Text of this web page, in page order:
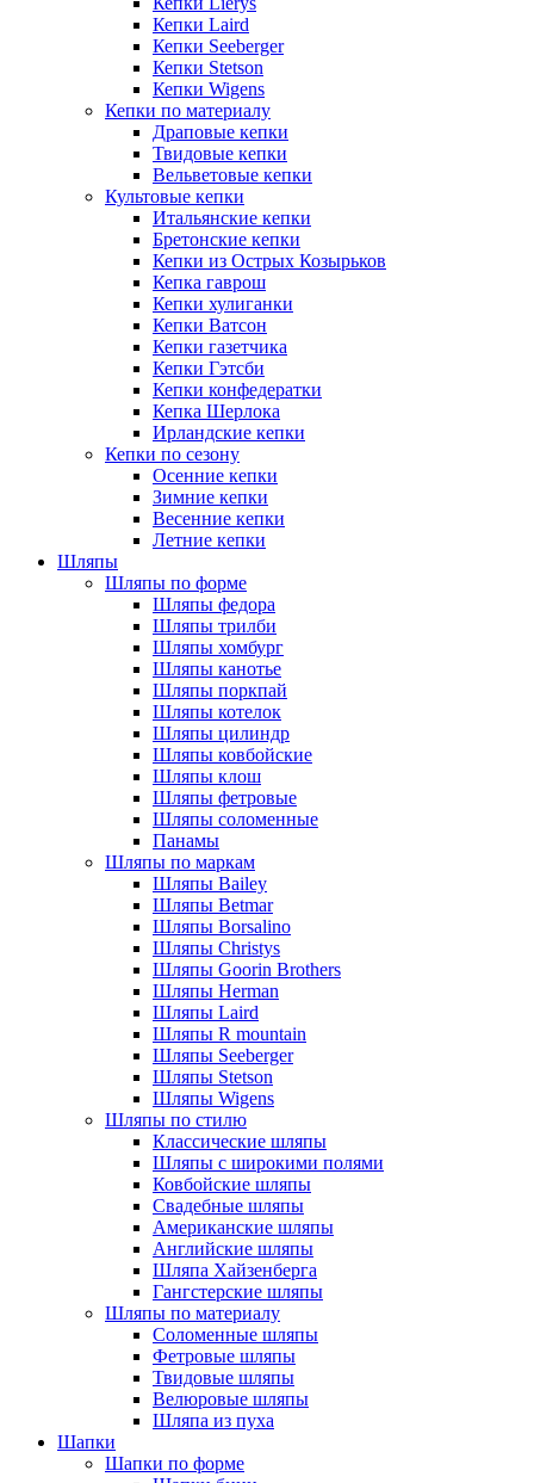
Кепки Laird
Кепки Seeberger
Кепки Stetson
Кепки Wigens
Кепки по материалу
Драповые кепки
Твидовые кепки
Вельветовые кепки
Культовые кепки
Итальянские кепки
Бретонские кепки
Кепки из Острых Козырьков
Кепка гаврош
Кепки хулиганки
Кепки Ватсон
Кепки газетчика
Кепки Гэтсби
Кепки конфедератки
Кепка Шерлока
Ирландские кепки
Кепки по сезону
Осенние кепки
Зимние кепки
Весенние кепки
Летние кепки
Шляпы
Шляпы по форме
Шляпы федора
Шляпы трилби
Шляпы хомбург
Шляпы канотье
Шляпы поркпай
Шляпы котелок
Шляпы цилиндр
Шляпы ковбойские
Шляпы клош
Шляпы фетровые
Шляпы соломенные
Панамы
Шляпы по маркам
Шляпы Bailey
Шляпы Betmar
Шляпы Borsalino
Шляпы Christys
Шляпы Goorin Brothers
Шляпы Herman
Шляпы Laird
Шляпы R mountain
Шляпы Seeberger
Шляпы Stetson
Шляпы Wigens
Шляпы по стилю
Классические шляпы
Шляпы с широкими полями
Ковбойские шляпы
Свадебные шляпы
Американские шляпы
Английские шляпы
Шляпа Хайзенберга
Гангстерские шляпы
Шляпы по материалу
Соломенные шляпы
Фетровые шляпы
Твидовые шляпы
Велюровые шляпы
Шляпа из пуха
Шапки
Шапки по форме